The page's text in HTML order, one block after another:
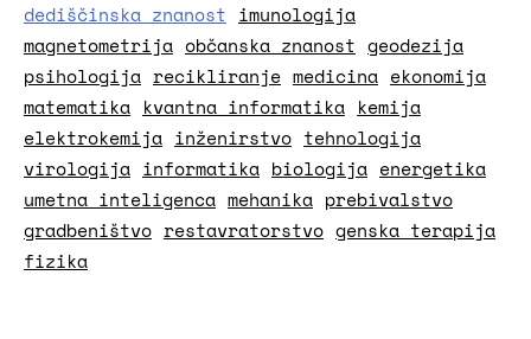
dediščinska znanost imunologija
magnetometrija občanska znanost geodezija
psihologija recikliranje medicina ekonomija
matematika kvantna informatika kemija
elektrokemija inženirstvo tehnologija
virologija informatika biologija energetika
umetna inteligenca mehanika prebivalstvo
gradbeništvo restavratorstvo genska terapija
fizika